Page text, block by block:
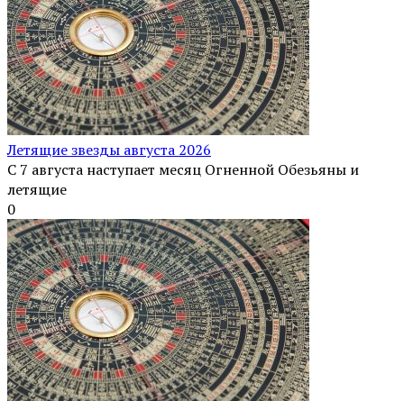
Летящие звезды августа 2026
С 7 августа наступает месяц Огненной Обезьяны и
летящие
0